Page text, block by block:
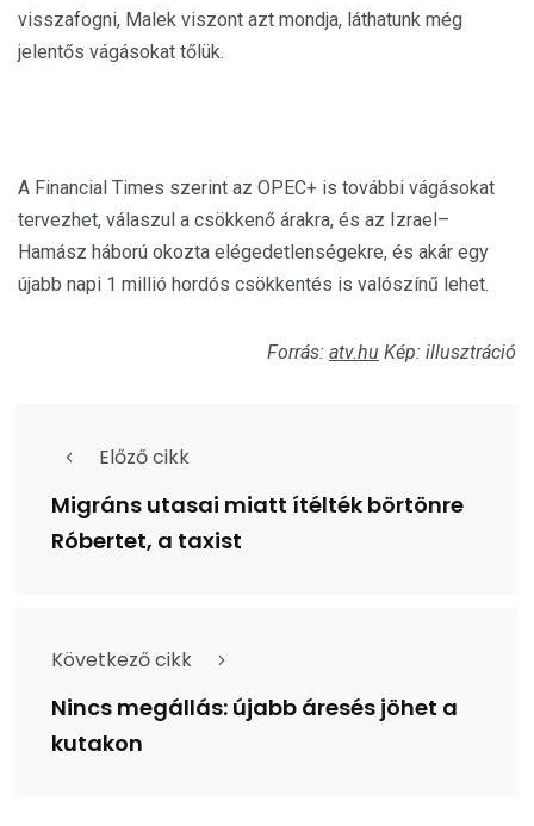
visszafogni, Malek viszont azt mondja, láthatunk még
jelentős vágásokat tőlük.
A Financial Times szerint az OPEC+ is további vágásokat
tervezhet, válaszul a csökkenő árakra, és az Izrael–
Hamász háború okozta elégedetlenségekre, és akár egy
újabb napi 1 millió hordós csökkentés is valószínű lehet.
Forrás: atv.hu Kép: illusztráció
Előző cikk
Migráns utasai miatt ítélték börtönre
Róbertet, a taxist
Következő cikk
Nincs megállás: újabb áresés jöhet a
kutakon